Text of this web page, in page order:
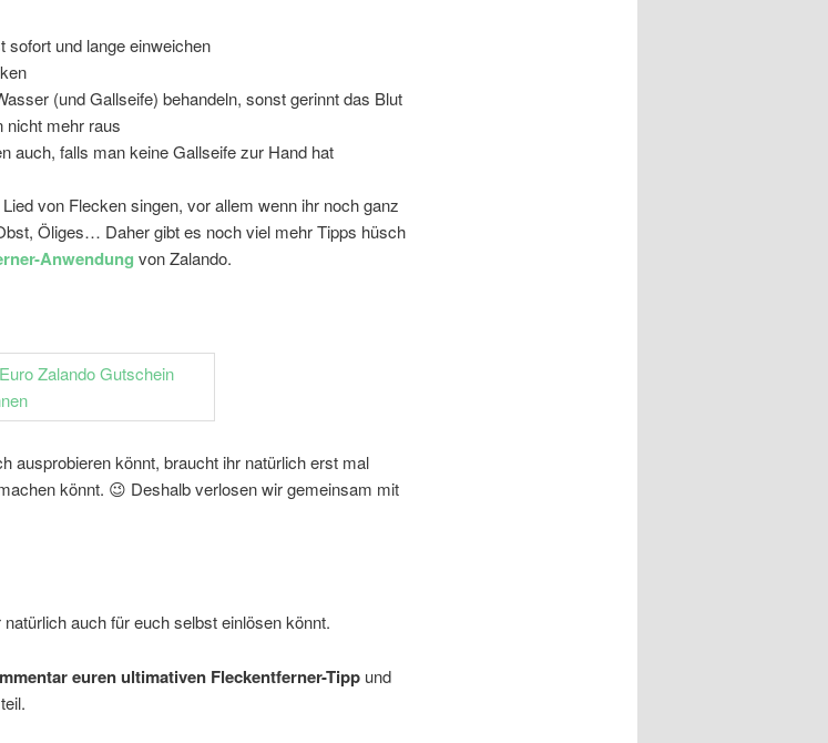
und lange einweichen
(und Gallseife) behandeln, sonst gerinnt das Blut
nicht mehr raus
auch, falls man keine Gallseife zur Hand hat
von Flecken singen, vor allem wenn ihr noch ganz
Öliges… Daher gibt es noch viel mehr Tipps hüsch
Anwendung von Zalando.
ausprobieren könnt, braucht ihr natürlich erst mal
könnt. 😉 Deshalb verlosen wir gemeinsam mit
natürlich auch für euch selbst einlösen könnt.
euren ultimativen Fleckentferner-Tipp und